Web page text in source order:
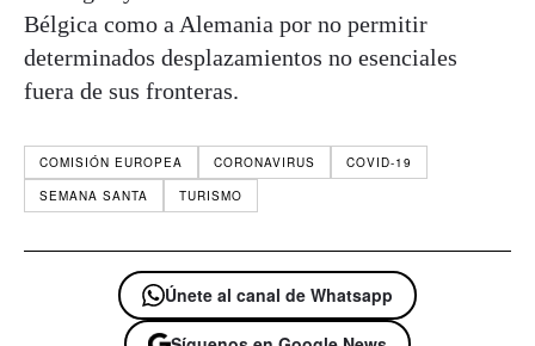
Bélgica como a Alemania por no permitir
determinados desplazamientos no esenciales
fuera de sus fronteras.
COMISIÓN EUROPEA CORONAVIRUS
COVID-19
SEMANA SANTA
TURISMO
Únete al canal de Whatsapp